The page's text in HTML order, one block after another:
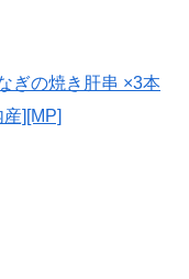
ぎの焼き肝串 ×3本
][MP]